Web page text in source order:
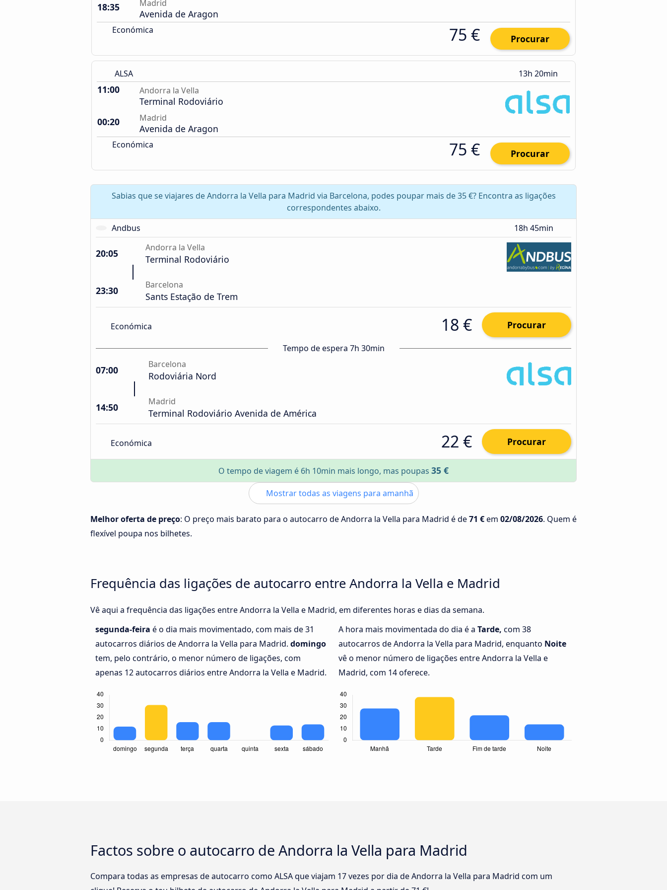
18:35 Madrid
Avenida de Aragon
Económica 75 € Procurar
ALSA 13h 20min
11:00 Andorra la Vella
Terminal Rodoviário
00:20
Madrid
Avenida de Aragon
Económica 75 € Procurar
Sabias que se viajares de Andorra la Vella para Madrid via Barcelona, podes poupar mais de 35 €? Encontra as ligações
correspondentes abaixo.
Andbus
18h 45min
20:05 Andorra la Vella
Terminal Rodoviário
23:30 Barcelona
Sants Estação de Trem
Económica 18 € Procurar
Tempo de espera 7h 30min
07:00 Barcelona
Rodoviária Nord
14:50 Madrid
Terminal Rodoviário Avenida de América
Económica 22 € Procurar
O tempo de viagem é 6h 10min mais longo, mas poupas 35 €
Mostrar todas as viagens para amanhã
Melhor oferta de preço: O preço mais barato para o autocarro de Andorra la Vella para Madrid é de71 €em 02/08/2026. Quem é
flexível poupa nos bilhetes.
Frequência das ligações de autocarro entre Andorra la Vella e Madrid
Vê aqui a frequência das ligações entre Andorra la Vella e Madrid, em diferentes horas e dias da semana.
segunda-feira é o dia mais movimentado, com mais de 31
autocarros diários de Andorra la Vella para Madrid. domingo
tem, pelo contrário, o menor número de ligações, com
apenas 12 autocarros diários entre Andorra la Vella e Madrid.
A hora mais movimentada do dia é a Tarde, com 38
autocarros de Andorra la Vella para Madrid, enquanto Noite
vê o menor número de ligações entre Andorra la Vella e
Madrid, com 14 oferece.
Factos sobre o autocarro de Andorra la Vella para Madrid
Compara todas as empresas de autocarro como ALSA que viajam 17 vezes por dia de Andorra la Vella para Madrid com um